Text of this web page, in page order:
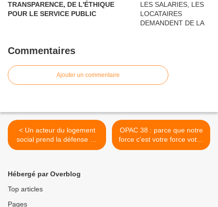
TRANSPARENCE, DE L'ÉTHIQUE
POUR LE SERVICE PUBLIC
Commentaires
Ajouter un commentaire
< Un acteur du logement
social prend la défense du
concours d'architecture
OPAC 38 : parce que notre
force c'est votre force votez
CGT >
Hébergé par Overblog
Top articles
Pages